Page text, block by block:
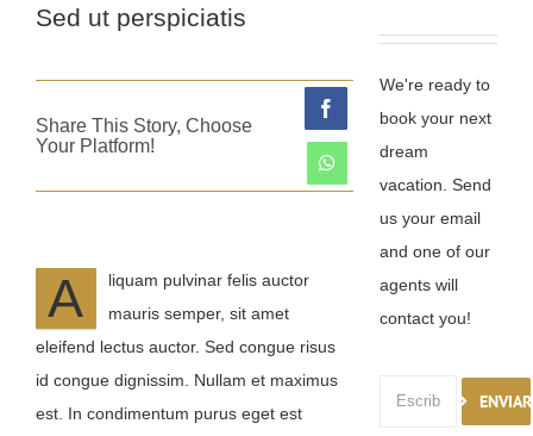
CONTACTO Y HORARIOS
RESERVAR CIRCUITO DE SPA
RESERVAR PACKS
RESERVAR CRIOTERAPIA
Sed ut perspiciatis
Share This Story, Choose
Your Platform!
A
liquam pulvinar felis auctor
mauris semper, sit amet
eleifend lectus auctor. Sed congue risus
id congue dignissim. Nullam et maximus
est. In condimentum purus eget est
We're ready to
book your next
dream
vacation. Send
us your email
and one of our
agents will
contact you!
ENVIAR